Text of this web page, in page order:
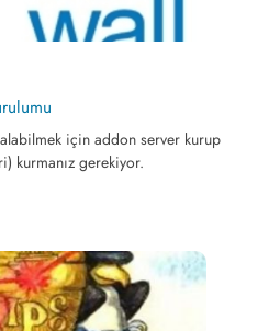
için addon server kurup
kurmanız gerekiyor.